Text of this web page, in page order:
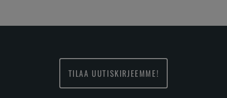
TILAA UUTISKIRJEEMME!